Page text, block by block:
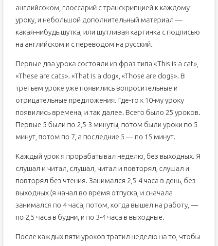
английсоком, глоссарий с транскрипцией к каждому
уроку, и небольшой дополнительный материал —
какая-нибудь шутка, или шутливая картинка с подписью
на английском и с переводом на русский.
Первые два урока состояли из фраз типа «This is a cat»,
«These are cats». «That is a dog», «Those are dogs». В
третьем уроке уже появились вопросительные и
отрицательные предложения. Где-то к 10-му уроку
появились времена, и так далее. Всего было 25 уроков.
Первые 5 были по 2,5-3 минуты, потом были уроки по 5
минут, потом по 7, а последние 5 — по 15 минут.
Каждый урок я прорабатывал неделю, без выходных. Я
слушал и читал, слушал, читал и повторял, слушал и
повторял без чтения. Занимался 2,5-4 часа в день, без
выходных (я начал во время отпуска, и сначала
занимался по 4 часа, потом, когда вышел на работу, —
по 2,5 часа в будни, и по 3-4 часа в выходные.
После каждых пяти уроков тратил неделю на то, чтобы